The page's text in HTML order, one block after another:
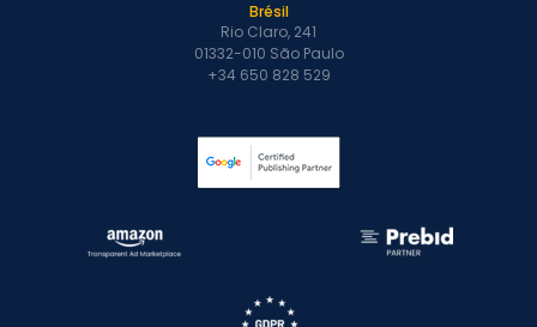
Brésil
Rio Claro, 241
01332-010 São Paulo
+34 650 828 529